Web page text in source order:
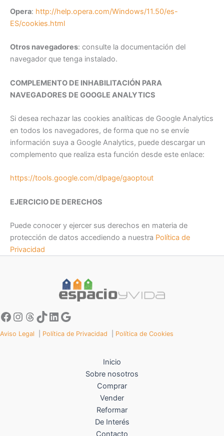
Opera: http://help.opera.com/Windows/11.50/es-
ES/cookies.html
Otros navegadores: consulte la documentación del
navegador que tenga instalado.
COMPLEMENTO DE INHABILITACIÓN PARA
NAVEGADORES DE GOOGLE ANALYTICS
Si desea rechazar las cookies analíticas de Google Analytics
en todos los navegadores, de forma que no se envíe
información suya a Google Analytics, puede descargar un
complemento que realiza esta función desde este enlace:
https://tools.google.com/dlpage/gaoptout
EJERCICIO DE DERECHOS
Puede conocer y ejercer sus derechos en materia de
protección de datos accediendo a nuestra Política de
Privacidad
Aviso Legal Política de Privacidad Política de Cookies
Inicio
Sobre nosotros
Comprar
Vender
Reformar
De Interés
Contacto